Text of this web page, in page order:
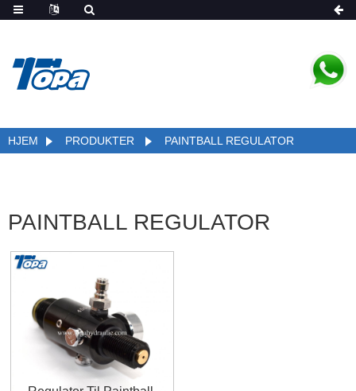
HJEM PRODUKTER PAINTBALL REGULATOR
PAINTBALL REGULATOR